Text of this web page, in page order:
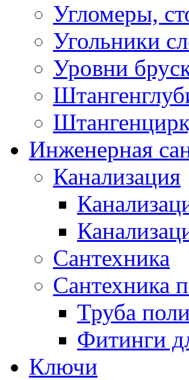
Угломеры,
Угольники
Уровни
Инженерная
Канализация
Сантехника
Сантехника
Труба
Фитинги
Ключи